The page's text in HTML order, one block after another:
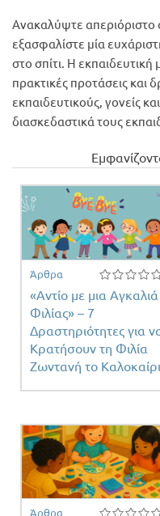
Σεμινάρια / Συνέδρια
Τεύχη Περιοδικών
Ανακαλύψτε απεριόριστο
εξασφαλίστε μία
στο σπίτι. Η εκπαιδευτική
πρακτικές προτάσεις και
εκπαιδευτικούς, γονείς
διασκεδαστικά τους
Άρθρα
«Αντίο με μια Αγκαλιά
Φιλίας» – 7
Δραστηριότητες για
Κρατήσουν τη Φιλία
Ζωντανή το Καλοκαίρι
Άρθρα